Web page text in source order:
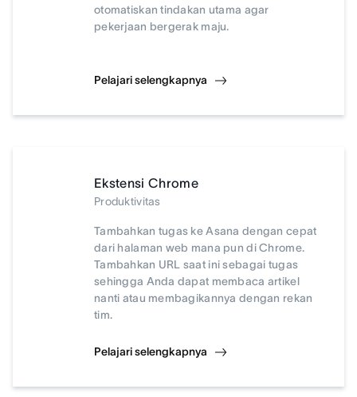
otomatiskan tindakan utama agar
pekerjaan bergerak maju.
Pelajari selengkapnya
Ekstensi Chrome
Produktivitas
Tambahkan tugas ke Asana dengan cepat
dari halaman web mana pun di Chrome.
Tambahkan URL saat ini sebagai tugas
sehingga Anda dapat membaca artikel
nanti atau membagikannya dengan rekan
tim.
Pelajari selengkapnya